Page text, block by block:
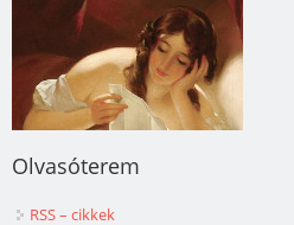
Olvasóterem
RSS – cikkek